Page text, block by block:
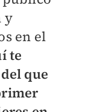
y
en el
te
que